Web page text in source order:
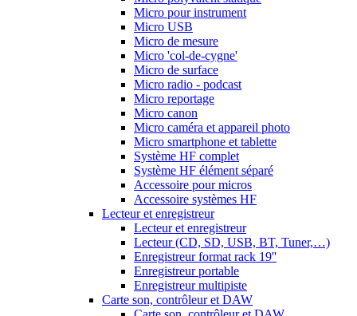
Micro pour instrument
Micro USB
Micro de mesure
Micro 'col-de-cygne'
Micro de surface
Micro radio - podcast
Micro reportage
Micro canon
Micro caméra et appareil photo
Micro smartphone et tablette
Système HF complet
Système HF élément séparé
Accessoire pour micros
Accessoire systèmes HF
Lecteur et enregistreur
Lecteur et enregistreur
Lecteur (CD, SD, USB, BT, Tuner,…)
Enregistreur format rack 19''
Enregistreur portable
Enregistreur multipiste
Carte son, contrôleur et DAW